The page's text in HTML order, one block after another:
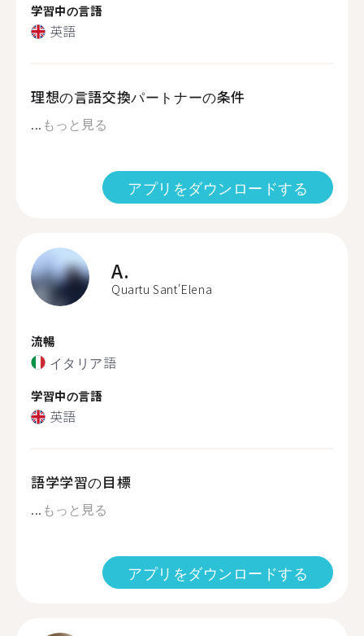
学習中の言語
英語
理想の言語交換パートナーの条件
... もっと見る
アプリをダウンロードする
A.
Quartu Sant'Elena
流暢
イタリア語
学習中の言語
英語
語学学習の目標
... もっと見る
アプリをダウンロードする